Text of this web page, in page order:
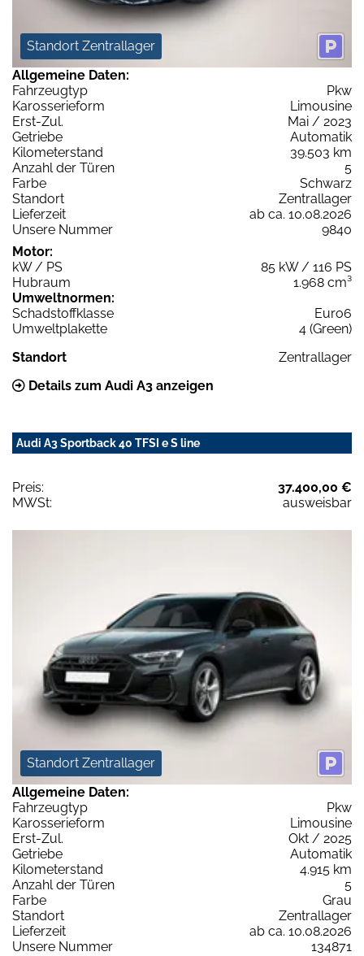
Standort Zentrallager
Allgemeine Daten:
Fahrzeugtyp
Pkw
Karosserieform
Limousine
Erst-Zul.
Mai / 2023
Getriebe
Automatik
Kilometerstand
39.503 km
Anzahl der Türen
5
Farbe
Schwarz
Standort
Zentrallager
Lieferzeit
ab ca. 10.08.2026
Unsere Nummer
9840
Motor:
kW / PS
85 kW / 116 PS
Hubraum
1.968 cm³
Umweltnormen:
Schadstoffklasse
Euro6
Umweltplakette
4 (Green)
Standort
Zentrallager
Details zum Audi A3 anzeigen
Audi A3 Sportback 40 TFSI e S line
Preis:
37.400,00 €
MWSt:
ausweisbar
Standort Zentrallager
Allgemeine Daten:
Fahrzeugtyp
Pkw
Karosserieform
Limousine
Erst-Zul.
Okt / 2025
Getriebe
Automatik
Kilometerstand
4.915 km
Anzahl der Türen
5
Farbe
Grau
Standort
Zentrallager
Lieferzeit
ab ca. 10.08.2026
Unsere Nummer
134871